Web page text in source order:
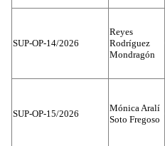
SUP-OP-14/2026
Reyes
Rodríguez
Mondragón
SUP-OP-15/2026
Mónica Aralí
Soto Fregoso